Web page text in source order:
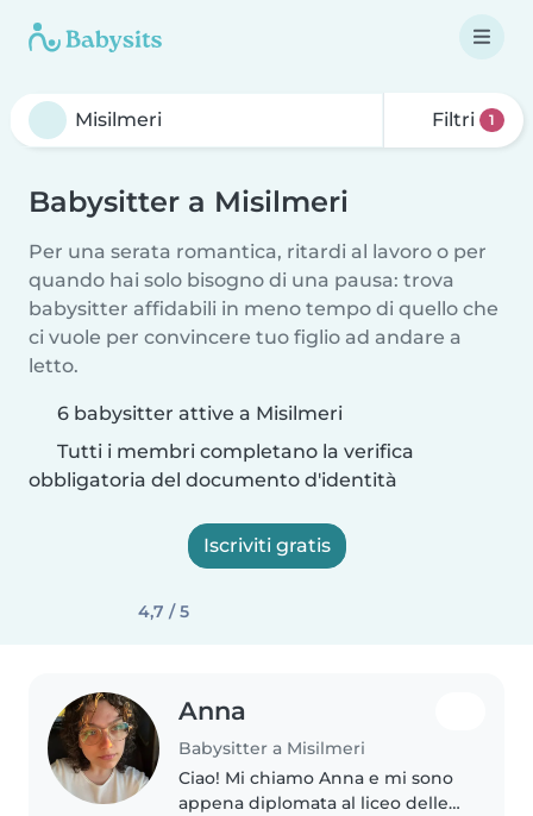
Filtri 1
Babysitter a Misilmeri
Per una serata romantica, ritardi al lavoro o per
quando hai solo bisogno di una pausa: trova
babysitter affidabili in meno tempo di quello che
ci vuole per convincere tuo figlio ad andare a
letto.
6 babysitter attive a Misilmeri
Tutti i membri completano la verifica
obbligatoria del documento d'identità
Iscriviti gratis
4,7 / 5
Anna
Babysitter a Misilmeri
Ciao! Mi chiamo Anna e mi sono
appena diplomata al liceo delle